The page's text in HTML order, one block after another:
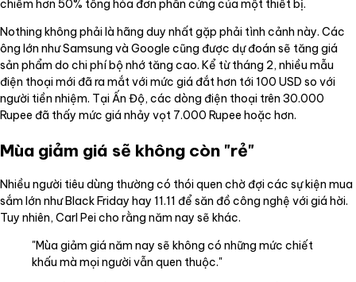
chiếm hơn 50% tổng hóa đơn phần cứng của một thiết bị.
Nothing không phải là hãng duy nhất gặp phải tình cảnh này. Các
ông lớn như Samsung và Google cũng được dự đoán sẽ tăng giá
sản phẩm do chi phí bộ nhớ tăng cao. Kể từ tháng 2, nhiều mẫu
điện thoại mới đã ra mắt với mức giá đắt hơn tới 100 USD so với
người tiền nhiệm. Tại Ấn Độ, các dòng điện thoại trên 30.000
Rupee đã thấy mức giá nhảy vọt 7.000 Rupee hoặc hơn.
Mùa giảm giá sẽ không còn "rẻ"
Nhiều người tiêu dùng thường có thói quen chờ đợi các sự kiện mua
sắm lớn như Black Friday hay 11.11 để săn đồ công nghệ với giá hời.
Tuy nhiên, Carl Pei cho rằng năm nay sẽ khác.
"Mùa giảm giá năm nay sẽ không có những mức chiết
khấu mà mọi người vẫn quen thuộc."